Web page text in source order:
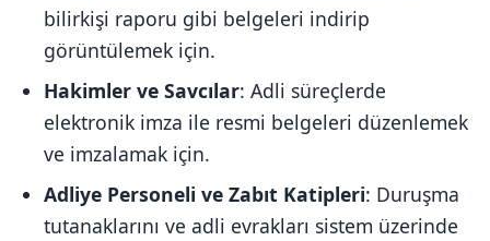
bilirkişi raporu gibi belgeleri indirip
görüntülemek için.
Hakimler ve Savcılar: Adli süreçlerde
elektronik imza ile resmi belgeleri düzenlemek
ve imzalamak için.
Adliye Personeli ve Zabıt Katipleri: Duruşma
tutanaklarını ve adli evrakları sistem üzerinde